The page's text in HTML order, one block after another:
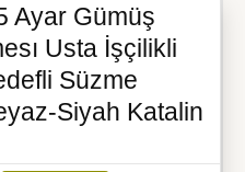
Ayar Gümüş
Usta İşçilikli
Süzme
Siyah Katalin